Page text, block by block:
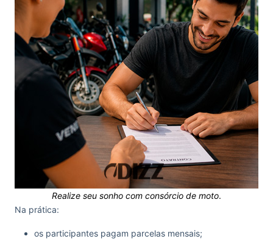
Realize seu sonho com consórcio de moto.
Na prática:
os participantes pagam parcelas mensais;